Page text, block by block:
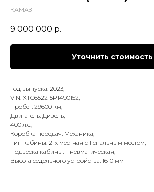
КАМАЗ
9 000 000 р.
Уточнить стоимость
Год выпуска: 2023,
VIN: XTC652215P1490152,
Пробег: 29600 км,
Двигатель: Дизель,
400 л.с.,
Коробка передач: Механика,
Тип кабины: 2-х местная с 1 спальным местом,
Подвеска кабины: Пневматическая,
Высота седельного устройства: 1610 мм